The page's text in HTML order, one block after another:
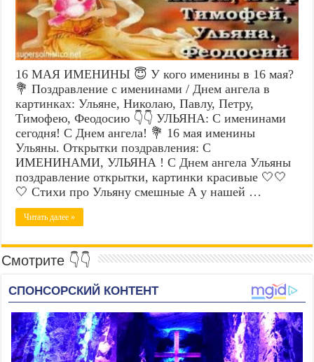
16 МАЯ ИМЕНИНЫ 😇 У кого именины в 16 мая?
💐 Поздравление с именинами / Днем ангела в
картинках: Ульяне, Николаю, Павлу, Петру,
Тимофею, Феодосию 👇👇 УЛЬЯНА: С именинами
сегодня! С Днем ангела! 💐 16 мая именины
Ульяны. Открытки поздравления: С
ИМЕНИНАМИ, УЛЬЯНА ! С Днем ангела Ульяны
поздравление открытки, картинки красивые 🤍🤍
🤍 Стихи про Ульяну смешные А у нашей …
Читать далее »
Смотрите 👇👇